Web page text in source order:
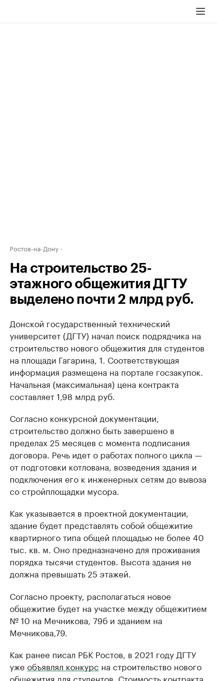
Ростов-на-Дону
На строительство 25-
этажного общежития ДГТУ
выделено почти 2 млрд руб.
Донской государственный технический
университет (ДГТУ) начал поиск подрядчика на
строительство нового общежития для студентов
на площади Гагарина, 1. Соответствующая
информация размещена на портале госзакупок.
Начальная (максимальная) цена контракта
составляет 1,98 млрд руб.
Согласно конкурсной документации,
строительство должно быть завершено в
пределах 25 месяцев с момента подписания
договора. Речь идет о работах полного цикла —
от подготовки котлована, возведения здания и
подключения его к инженерных сетям до вывоза
со стройплощадки мусора.
Как указывается в проектной документации,
здание будет представлять собой общежитие
квартирного типа общей площадью не более 40
тыс. кв. м. Оно предназначено для проживания
порядка тысячи студентов. Высота здания не
должна превышать 25 этажей.
Согласно проекту, располагаться новое
общежитие будет на участке между общежитием
№ 10 на Мечникова, 79б и зданием на
Мечникова,79.
Как ранее писал РБК Ростов, в 2021 году ДГТУ
уже объявлял конкурс на строительство нового
общежития для студентов. Стоимость контракта